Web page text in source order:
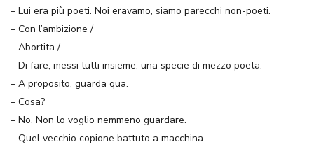
– Lui era più poeti. Noi eravamo, siamo parecchi non-poeti.
– Con l’ambizione /
– Abortita /
– Di fare, messi tutti insieme, una specie di mezzo poeta.
– A proposito, guarda qua.
– Cosa?
– No. Non lo voglio nemmeno guardare.
– Quel vecchio copione battuto a macchina.